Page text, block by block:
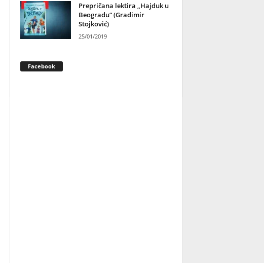
Prepričana lektira „Hajduk u
Beogradu“ (Gradimir
Stojković)
25/01/2019
Facebook